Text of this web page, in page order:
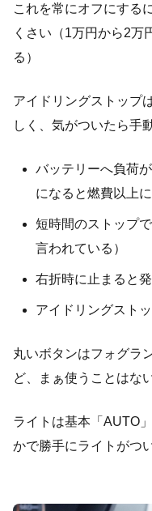
これを常にオフにする
くさい（1万円から2万
る）
アイドリングストップ
しく、気がついたら手
バッテリーへ負荷
になると燃費以上
短時間のストップ
言われている）
右折時に止まると
アイドリングスト
丸いボタンはフォグラ
ど、まぁ使うことはな
ライトは基本「AUTO
かで勝手にライトがつ